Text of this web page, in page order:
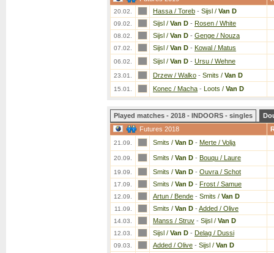
20.02. Hassa / Toreb - Sijsl / Van D
09.02. Sijsl / Van D - Rosen / White
08.02. Sijsl / Van D - Genge / Nouza
07.02. Sijsl / Van D - Kowal / Matus
06.02. Sijsl / Van D - Ursu / Wehne
23.01. Drzew / Walko - Smits / Van D
15.01. Konec / Macha - Loots / Van D
Played matches - 2018 - INDOORS - singles
Futures 2018
21.09. Smits / Van D - Merte / Volja
20.09. Smits / Van D - Bouqu / Laure
19.09. Smits / Van D - Ouvra / Schot
17.09. Smits / Van D - Frost / Samue
12.09. Artun / Bende - Smits / Van D
11.09. Smits / Van D - Added / Olive
14.03. Manss / Struv - Sijsl / Van D
12.03. Sijsl / Van D - Delag / Dussi
09.03. Added / Olive - Sijsl / Van D